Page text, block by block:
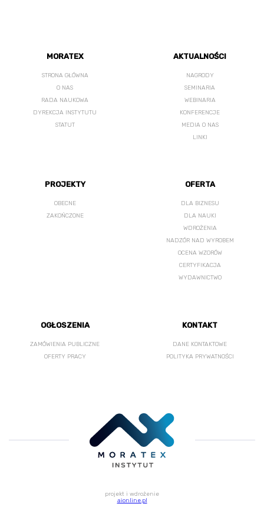
MORATEX
STRONA GŁÓWNA
O NAS
RADA NAUKOWA
DYREKCJA INSTYTUTU
STATUT
AKTUALNOŚCI
NAGRODY
SEMINARIA
WEBINARIA
KONFERENCJE
MEDIA O NAS
LINKI
PROJEKTY
OBECNE
ZAKOŃCZONE
OFERTA
DLA BIZNESU
DLA NAUKI
WDROŻENIA
NADZÓR NAD WYROBEM
OCENA WZORÓW
CERTYFIKACJA
WYDAWNICTWO
OGŁOSZENIA
ZAMÓWIENIA PUBLICZNE
OFERTY PRACY
KONTAKT
DANE KONTAKTOWE
POLITYKA PRYWATNOŚCI
projekt i wdrożenie
aionline.pl